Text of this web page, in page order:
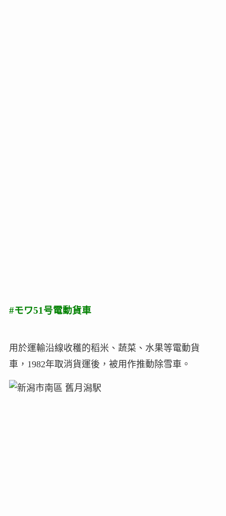
#モワ51号電動貨車
用於運輸沿線收穫的稻米、蔬菜、水果等電動貨
車，1982年取消貨運後，被用作推動除雪車。